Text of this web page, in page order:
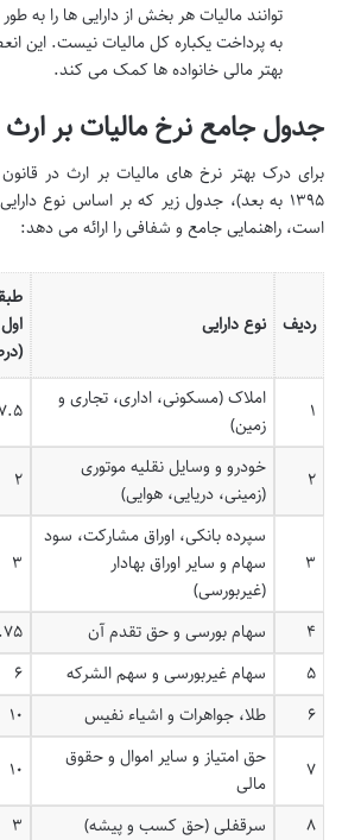
توانند مالیات هر بخش از دارایی ها را به
به پرداخت یکباره کل مالیات نیست. این
بهتر مالی خانواده ها کمک می کند.
جدول جامع نرخ مالیات بر ارث
برای درک بهتر نرخ های مالیات بر ارث در
۱۳۹۵ به بعد)، جدول زیر که بر اساس نوع
است، راهنمایی جامع و شفافی را ارائه می دهد:
ردیف نوع دارایی
اول
۱
املاک (مسکونی، اداری، تجاری و
زمین)
۲
خودرو و وسایل نقلیه موتوری
(زمینی، دریایی، هوایی)
۲
۳
سپرده بانکی، اوراق مشارکت، سود
سهام و سایر اوراق بهادار
(غیربورسی)
۳
۴ سهام بورسی و حق تقدم آن
۵
سهام غیربورسی و سهم الشرکه ۶
۶
طلا، جواهرات و اشیاء نفیس ۱۰
۷
حق امتیاز و سایر اموال و حقوق
مالی
۱۰
۸ سرقفلی (حق کسب و پیشه) ۳